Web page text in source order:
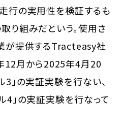
行の実用性を検証するも
り組みだという。使用さ
が提供するTracteasy社
12月から2025年4月20
」の実証実験を行ない、
4」の実証実験を行なって